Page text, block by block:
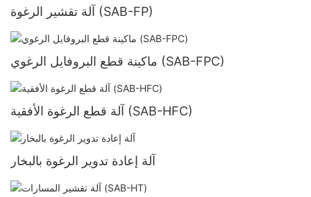
آلة تقشير الرغوة (SAB-FP)
ماكينة قطع البروفايل الرغوي (SAB-FPC)
آلة قطع الرغوة الأفقية (SAB-HFC)
آلة إعادة تدوير الرغوة بالبخار